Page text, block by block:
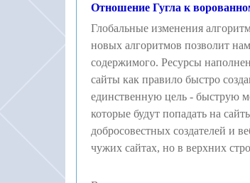
Отношение Гугла к
Глобальные изменения
новых алгоритмов позволит
содержимого. Ресурсы
сайты как правило быстро
единственную цель - быструю
которые будут попадать на
добросовестных создателей и
чужих сайтах, но в верхних